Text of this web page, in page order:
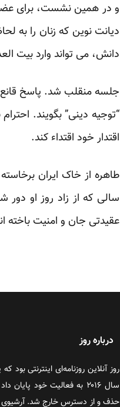
و در همین نشست، برای
دیانت نوین که زنان را به
دانش، می تواند وارد بیت
جلسه منقلب شد. پاسخ قانع
“توجیه دینی” بگویند.
اقتدار خود اقتداء کند.
طاهره از خاک ایران
سالی که از زاد روز او دور
عقیدتی جان و امنیت باخته
درباره روز
سال ۲۰۱۶ به فعالیت خود
حذف و از دسترس خارج شد. آرشیوی